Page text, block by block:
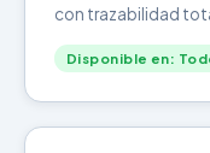
con trazabilidad
Disponible en: